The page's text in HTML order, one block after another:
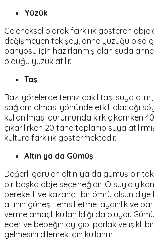
Yüzük
Geleneksel olarak farklılık gösteren
değişmeyen tek şey, anne yüzüğü olsa
banyosu için hazırlanmış olan suda
olduğu yüzük atılır.
Taş
Bazı yörelerde temiz çakıl taşı suya
sağlam olması yönünde etkili olacağı
kullanılması durumunda kırk çıkarırken
çıkarılırken 20 tane toplanıp suya
kültüre farklılık göstermektedir.
Altın ya da Gümüş
Değerli görülen altın ya da gümüş bir
bir başka obje seçeneğidir. O suyla
bereketli ve kazançlı bir ömrü olsun diye
altının güneşi temsil etme, aydınlık ve
verme amaçlı kullanıldığı da oluyor.
eder ve bebeğin ay gibi parlak ve ışıklı
gelmesini dilemek için kullanılır.